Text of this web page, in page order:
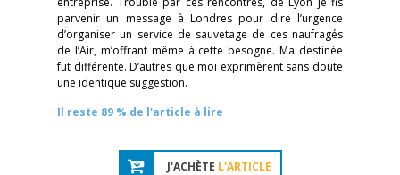
parvenir un message à Londres pour dire l’urgence
d’organiser un service de sauvetage de ces naufragés
de l’Air, m’offrant même à cette besogne. Ma destinée
fut différente. D’autres que moi exprimèrent sans doute
une identique suggestion.
Il reste 89 % de l'article à lire
J'ACHÈTE L'ARTICLE